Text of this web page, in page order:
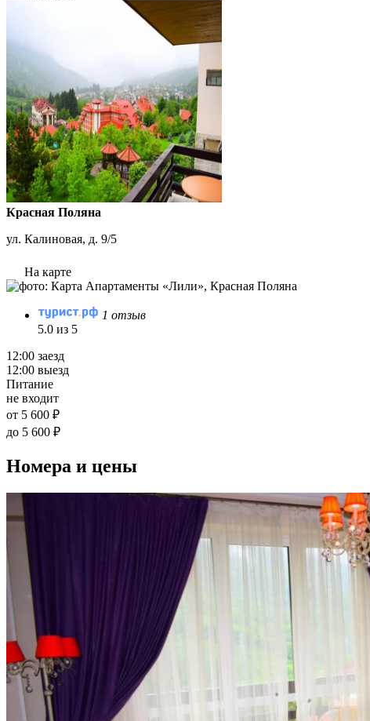
Красная Поляна
ул. Калиновая, д. 9/5
На карте
1 отзыв
5.0 из 5
12:00 заезд
12:00 выезд
Питание
не входит
от 5 600 ₽
до 5 600 ₽
Номера и цены